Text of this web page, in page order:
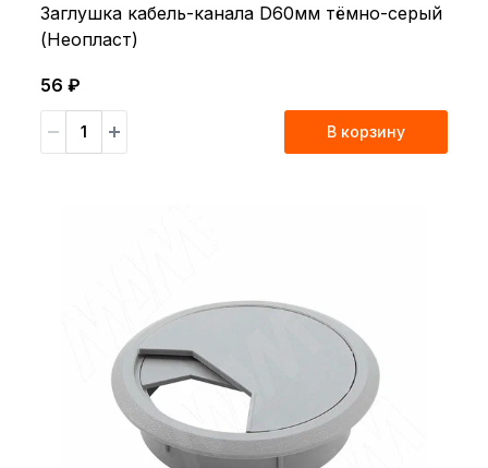
Заглушка кабель-канала D60мм тёмно-серый
(Неопласт)
56 ₽
В корзину